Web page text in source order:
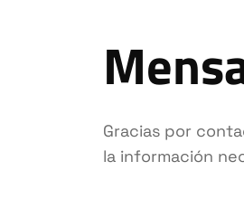
Gracias por
la información